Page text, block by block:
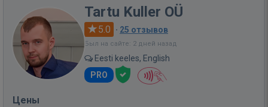
Tartu Kuller OÜ
5.0 · 25 отзывов
Был на сайте: 2 дней назад
Eesti keeles, English
PRO
Цены